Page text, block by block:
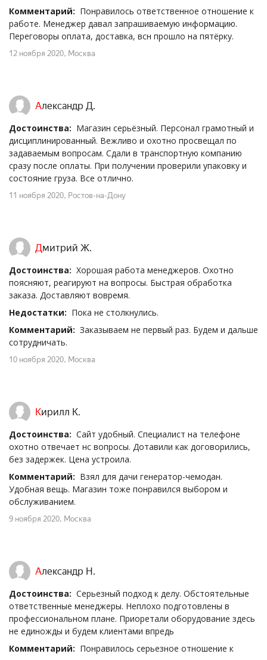
Комментарий: Понравилось ответственное отношение к
работе. Менеджер давал запрашиваемую информацию.
Переговоры оплата, доставка, всн прошло на пятёрку.
12 ноября 2020, Москва
Александр Д.
Достоинства: Магазин серьёзный. Персонал грамотный и
дисциплинированный. Вежливо и охотно просвещал по
задаваемым вопросам. Сдали в транспортную компанию
сразу после оплаты. При получении проверили упаковку и
состояние груза. Все отлично.
11 ноября 2020, Ростов-на-Дону
Дмитрий Ж.
Достоинства: Хорошая работа менеджеров. Охотно
поясняют, реагируют на вопросы. Быстрая обработка
заказа. Доставляют вовремя.
Недостатки: Пока не столкнулись.
Комментарий: Заказываем не первый раз. Будем и дальше
сотрудничать.
10 ноября 2020, Москва
Кирилл К.
Достоинства: Сайт удобный. Специалист на телефоне
охотно отвечает нс вопросы. Дотавили как договорились,
без задержек. Цена устроила.
Комментарий: Взял для дачи генератор-чемодан.
Удобная вещь. Магазин тоже понравился выбором и
обслуживанием.
9 ноября 2020, Москва
Александр Н.
Достоинства: Серьезный подход к делу. Обстоятельные
ответственные менеджеры. Неплохо подготовлены в
профессиональном плане. Приоретали оборудование здесь
не единожды и будем клиентами впредь
Комментарий: Понравилось серьезное отношение к